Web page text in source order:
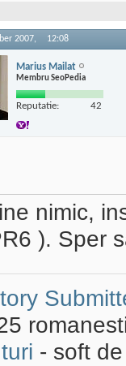
2007, 12:08
Marius Mailat
Membru SeoPedia
Reputatie: 42
nimic,
). Sper
- soft